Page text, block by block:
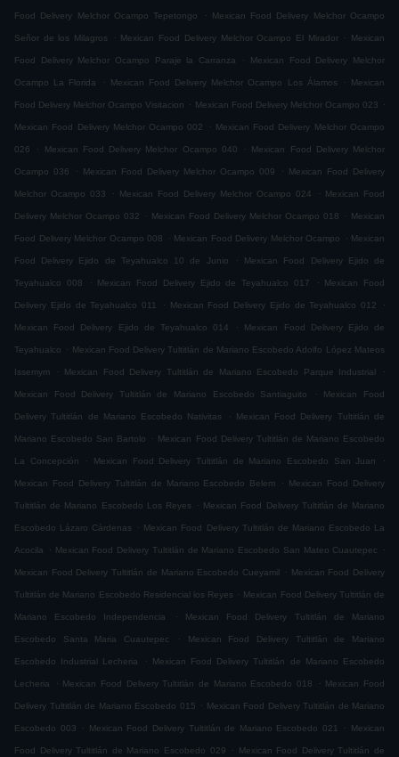
Food Delivery Melchor Ocampo Tepetongo . Mexican Food Delivery Melchor Ocampo
Señor de los Milagros . Mexican Food Delivery Melchor Ocampo El Mirador . Mexican
Food Delivery Melchor Ocampo Paraje la Carranza . Mexican Food Delivery Melchor
Ocampo La Florida . Mexican Food Delivery Melchor Ocampo Los Álamos . Mexican
Food Delivery Melchor Ocampo Visitacion . Mexican Food Delivery Melchor Ocampo 023 .
Mexican Food Delivery Melchor Ocampo 002 . Mexican Food Delivery Melchor Ocampo
026 . Mexican Food Delivery Melchor Ocampo 040 . Mexican Food Delivery Melchor
Ocampo 036 . Mexican Food Delivery Melchor Ocampo 009 . Mexican Food Delivery
Melchor Ocampo 033 . Mexican Food Delivery Melchor Ocampo 024 . Mexican Food
Delivery Melchor Ocampo 032 . Mexican Food Delivery Melchor Ocampo 018 . Mexican
Food Delivery Melchor Ocampo 008 . Mexican Food Delivery Melchor Ocampo . Mexican
Food Delivery Ejido de Teyahualco 10 de Junio . Mexican Food Delivery Ejido de
Teyahualco 008 . Mexican Food Delivery Ejido de Teyahualco 017 . Mexican Food
Delivery Ejido de Teyahualco 011 . Mexican Food Delivery Ejido de Teyahualco 012 .
Mexican Food Delivery Ejido de Teyahualco 014 . Mexican Food Delivery Ejido de
Teyahualco . Mexican Food Delivery Tultitlán de Mariano Escobedo Adolfo López Mateos
Issemym . Mexican Food Delivery Tultitlán de Mariano Escobedo Parque Industrial .
Mexican Food Delivery Tultitlán de Mariano Escobedo Santiaguito . Mexican Food
Delivery Tultitlán de Mariano Escobedo Nativitas . Mexican Food Delivery Tultitlán de
Mariano Escobedo San Bartolo . Mexican Food Delivery Tultitlán de Mariano Escobedo
La Concepción . Mexican Food Delivery Tultitlán de Mariano Escobedo San Juan .
Mexican Food Delivery Tultitlán de Mariano Escobedo Belem . Mexican Food Delivery
Tultitlán de Mariano Escobedo Los Reyes . Mexican Food Delivery Tultitlán de Mariano
Escobedo Lázaro Cárdenas . Mexican Food Delivery Tultitlán de Mariano Escobedo La
Acocila . Mexican Food Delivery Tultitlán de Mariano Escobedo San Mateo Cuautepec .
Mexican Food Delivery Tultitlán de Mariano Escobedo Cueyamil . Mexican Food Delivery
Tultitlán de Mariano Escobedo Residencial los Reyes . Mexican Food Delivery Tultitlán de
Mariano Escobedo Independencia . Mexican Food Delivery Tultitlán de Mariano
Escobedo Santa Maria Cuautepec . Mexican Food Delivery Tultitlán de Mariano
Escobedo Industrial Lecheria . Mexican Food Delivery Tultitlán de Mariano Escobedo
Lecheria . Mexican Food Delivery Tultitlán de Mariano Escobedo 018 . Mexican Food
Delivery Tultitlán de Mariano Escobedo 015 . Mexican Food Delivery Tultitlán de Mariano
Escobedo 003 . Mexican Food Delivery Tultitlán de Mariano Escobedo 021 . Mexican
Food Delivery Tultitlán de Mariano Escobedo 029 . Mexican Food Delivery Tultitlán de